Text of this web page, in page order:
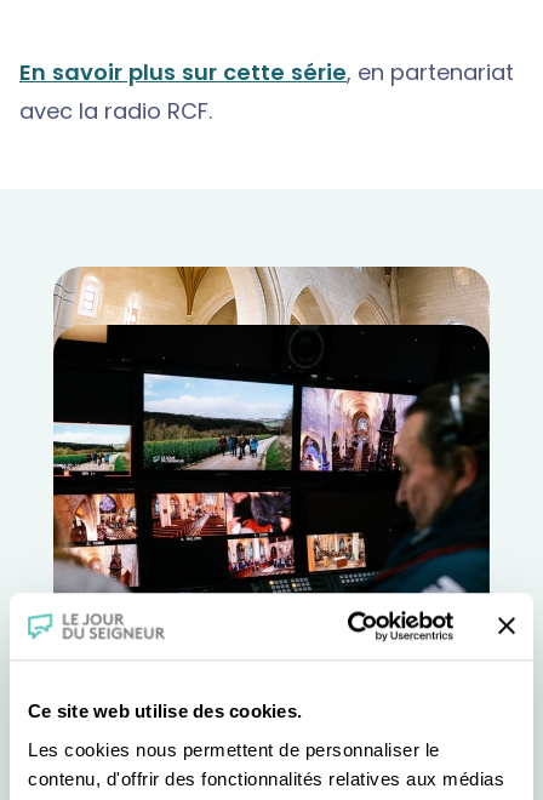
Ce site web utilise des cookies.
Les cookies nous permettent de personnaliser le
contenu, d'offrir des fonctionnalités relatives aux médias
En savoir plus sur cette série, en partenariat
avec la radio RCF.